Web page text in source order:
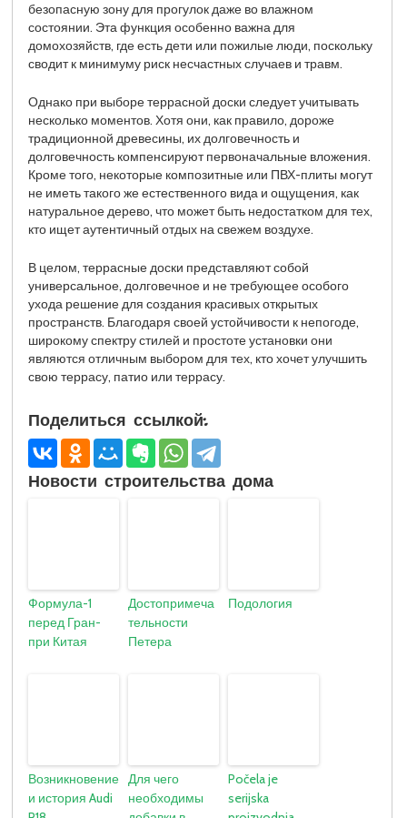
безопасную зону для прогулок даже во влажном
состоянии. Эта функция особенно важна для
домохозяйств, где есть дети или пожилые люди, поскольку
сводит к минимуму риск несчастных случаев и травм.
Однако при выборе террасной доски следует учитывать
несколько моментов. Хотя они, как правило, дороже
традиционной древесины, их долговечность и
долговечность компенсируют первоначальные вложения.
Кроме того, некоторые композитные или ПВХ-плиты могут
не иметь такого же естественного вида и ощущения, как
натуральное дерево, что может быть недостатком для тех,
кто ищет аутентичный отдых на свежем воздухе.
В целом, террасные доски представляют собой
универсальное, долговечное и не требующее особого
ухода решение для создания красивых открытых
пространств. Благодаря своей устойчивости к непогоде,
широкому спектру стилей и простоте установки они
являются отличным выбором для тех, кто хочет улучшить
свою террасу, патио или террасу.
Поделиться ссылкой:
Новости строительства дома
Формула-1
перед Гран-
при Китая
Достопримеча
тельности
Петера
Подология
Возникновение
и история Audi
Для чего
необходимы
Počela je
serijska